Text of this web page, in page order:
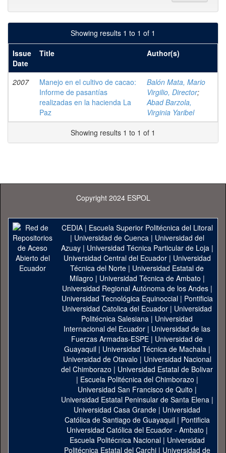
Showing results 1 to 1 of 1
Issue
Date
Title Author(s)
2007
Manejo en el cultivo de cacao:
Informe de pasantías
realizadas en la hacienda La
Paz
Balón Mata, Mario
Virgilio, Director;
Abad Barzola,
Virginia Yaribel
Showing results 1 to 1 of 1
Copyright 2024 ESPOL
CEDIA| Escuela Superior Politécnica del Litoral
| Universidad de Cuenca| Universidad del
Azuay| Universidad Técnica Particular de Loja|
Universidad Central del Ecuador| Universidad
Técnica del Norte | Universidad Estatal de
Milagro | Universidad Técnica de Ambato |
Universidad Regional Autónoma de los Andes|
Universidad Tecnológica Equinoccial| Pontificia
Universidad Catolica del Ecuador | Universidad
Politécnica Salesiana | Universidad
Internacional del Ecuador | Universidad de las
Fuerzas Armadas-ESPE | Universidad de
Guayaquil| Universidad Técnica de Machala|
Universidad de Otavalo | Universidad Nacional
del Chimborazo | Universidad Estatal de Bolivar
| Escuela Politécnica del Chimborazo |
Universidad San Francisco de Quito |
Universidad Estatal Peninsular de Santa Elena|
Universidad Casa Grande | Universidad
Católica de Santiago de Guayaquil| Pontificia
Universidad Católica del Ecuador - Ambato |
Escuela Politécnica Nacional| Universidad
Politécnica Estatal del Carchi| Universidad de